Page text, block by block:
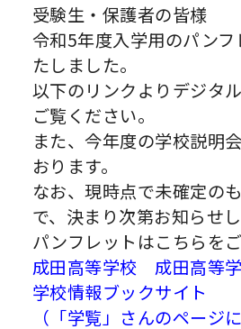
受験生・保護者の皆様
令和5年度入学用のパン
たしました。
以下のリンクよりデジタ
ご覧ください。
また、今年度の学校説明
おります。
なお、現時点で未確定の
で、決まり次第お知らせし
パンフレットはこちらを
成田高等学校 成田高等
学校情報ブックサイト
（「学覧」さんのページ